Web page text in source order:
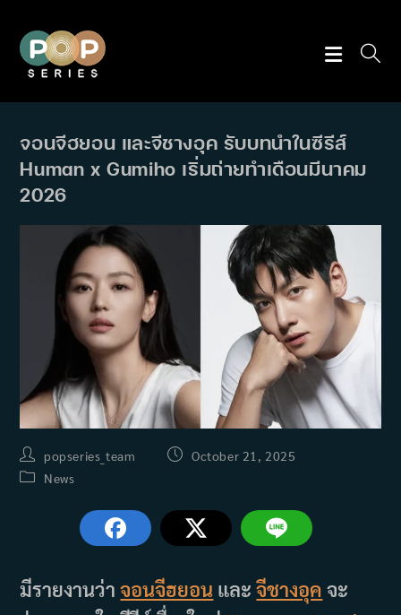
content
จอนจีฮยอน และจีชางอุค รับบทนำในซีรีส์
Human x Gumiho เริ่มถ่ายทำเดือนมีนาคม
2026
Post
author:
popseries_team
PostOctober 21, 2025
PostNews
มีรายงานว่าจอนจีฮยอน และจีชางอุค จะ